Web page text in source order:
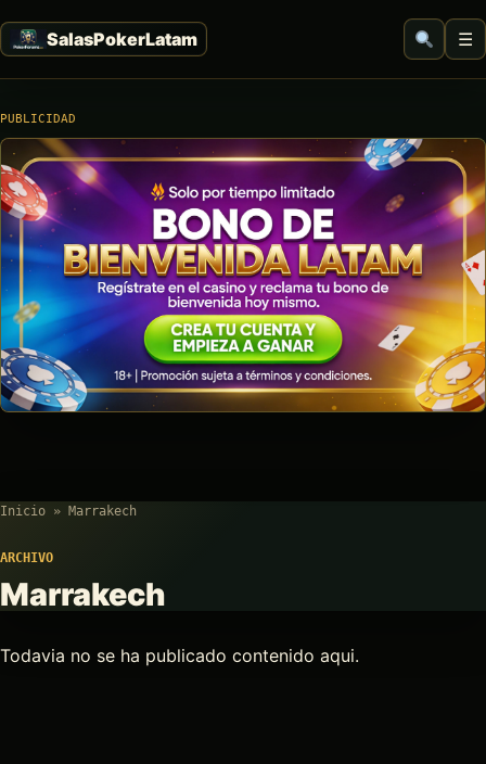
☰
PUBLICIDAD
Inicio » Marrakech
ARCHIVO
Marrakech
Todavia no se ha publicado contenido aqui.